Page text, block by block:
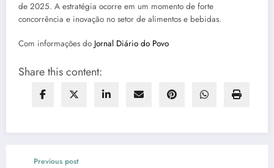
de 2025. A estratégia ocorre em um momento de forte
concorrência e inovação no setor de alimentos e bebidas.
Com informações do Jornal Diário do Povo
Share this content:
Previous post